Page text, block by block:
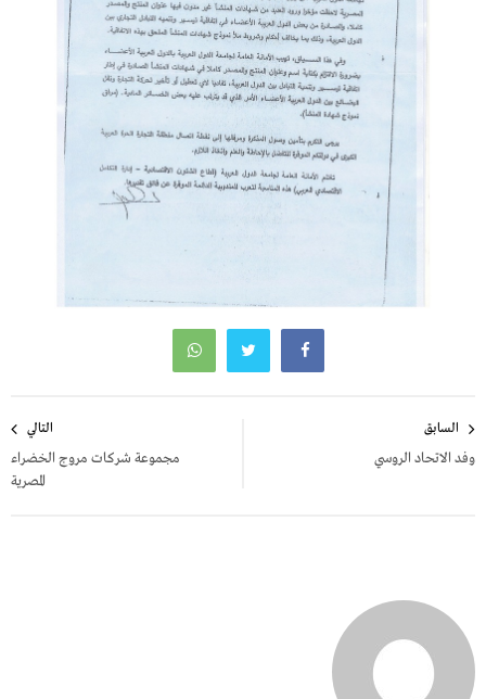
المقالات
السابق
وفد الاتحاد الروسي
التالي
مجموعة شركات مروج الخضراء
المصرية